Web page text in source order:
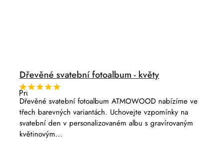
Dřevěné svatební fotoalbum - květy
Průměrné
hodnocení
produktu
je
5,0
z
5
hvězdiček.
Dřevěné svatební fotoalbum ATMOWOOD nabízíme ve
třech barevných variantách. Uchovejte vzpomínky na
svatební den v personalizovaném albu s gravírovaným
květinovým...